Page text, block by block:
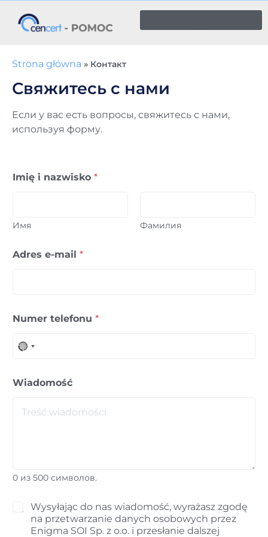
Strona główna » Контакт
Свяжитесь с нами
Если у вас есть вопросы, свяжитесь с нами,
используя форму.
Imię i nazwisko *
Имя Фамилия
Adres e-mail *
Numer telefonu *
No country selected
Wiadomość
0 из 500 символов.
Wysyłając do nas wiadomość, wyrażasz zgodę
na przetwarzanie danych osobowych przez
Enigma SOI Sp. z o.o. i przesłanie dalszej